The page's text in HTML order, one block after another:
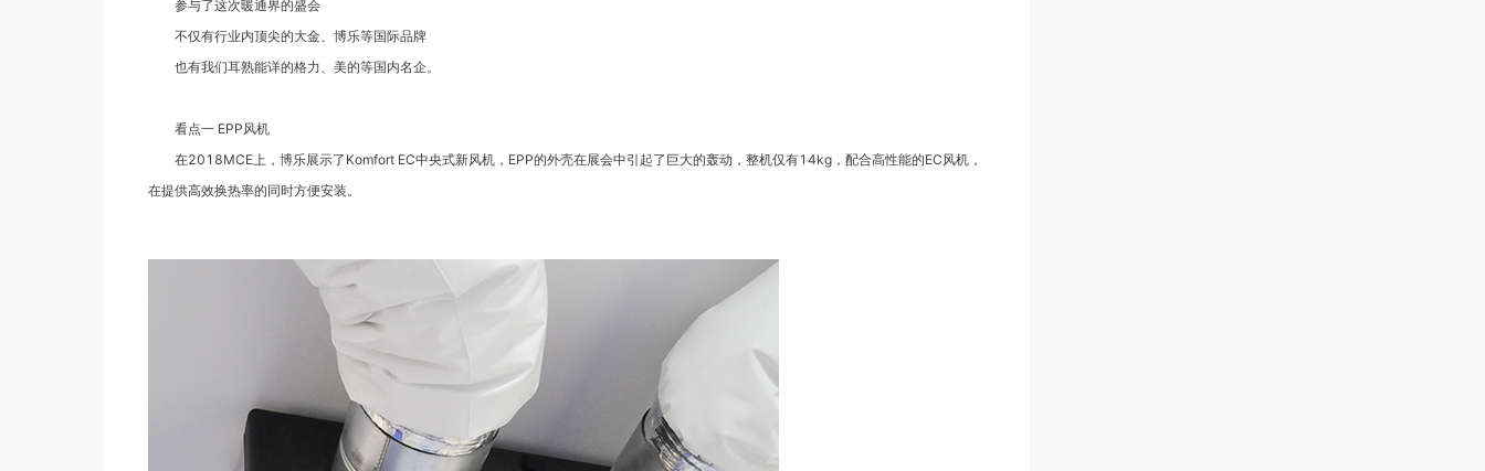
参与了这次暖通界的盛会
不仅有行业内顶尖的大金、博乐等国际品牌
也有我们耳熟能详的格力、美的等国内名企。
看点一 EPP风机
在2018MCE上，博乐展示了Komfort EC中央式新风机，EPP的外壳在展会中引起了巨大的轰动，整机仅有14kg，配合高性能的EC风机，
在提供高效换热率的同时方便安装。